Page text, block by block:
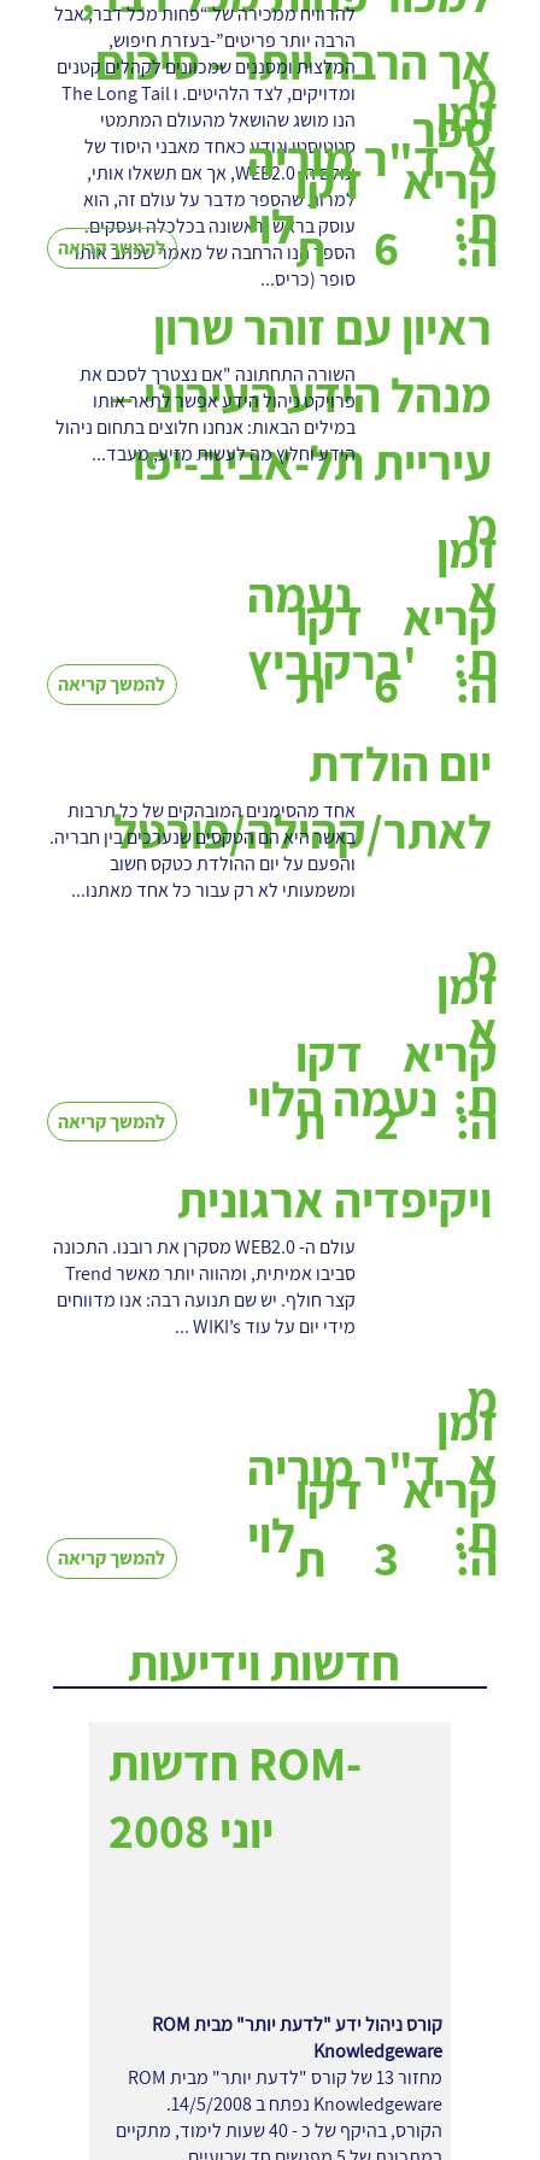
אך הרבה יותר - סיכום
ספר
להרוויח ממכירה של “פחות מכל דבר, אבל
הרבה יותר פריטים”-בעזרת חיפוש,
המלצות ומסננים שמכוונים לקהלים קטנים
ומדויקים, לצד הלהיטים. ו The Long Tail
הנו מושג שהושאל מהעולם המתמטי
סטטיסטי ונודע כאחד מאבני היסוד של
עולם ה- WEB2.0, אך אם תשאלו אותי,
למרות שהספר מדבר על עולם זה, הוא
עוסק בראש וראשונה בכלכלה ועסקים.
הספר הנו הרחבה של מאמר שכתב אותו
סופר (כריס...
ד"ר מוריה
לוי
מ
א
ת:
להמשך קריאה
דקו
ת
זמן
קריא
ה:
6
ראיון עם זוהר שרון
מנהל הידע העירוני –
עיריית תל-אביב-יפו
השורה התחתונה ‏"אם נצטרך לסכם את
פרויקט ניהול הידע אפשר לתאר אותו
במילים הבאות: אנחנו חלוצים בתחום ניהול
הידע ‏וחלוץ מה לעשות מזיע, מעבד...
נעמה
ברקוביץ'
מ
א
ת:
להמשך קריאה
דקו
ת
זמן
קריא
ה:
6
יום הולדת
לאתר/קהילה/פורטל
אחד מהסימנים המובהקים של כל תרבות
באשר היא הם הטקסים שנערכים בין חבריה.
והפעם על יום ההולדת כטקס חשוב
ומשמעותי לא רק עבור כל אחד מאתנו...
נעמה הלוי
מ
א
ת:
להמשך קריאה
דקו
ת
זמן
קריא
ה:
2
ויקיפדיה ארגונית
עולם ה- WEB2.0 מסקרן את רובנו. התכונה
סביבו אמיתית, ומהווה יותר מאשר Trend
קצר חולף. יש שם תנועה רבה: אנו מדווחים
מידי יום על עוד WIKI’s ...
ד"ר מוריה
לוי
מ
א
ת:
להמשך קריאה
דקו
ת
זמן
קריא
ה:
3
חדשות וידיעות
חדשות ROM-
יוני 2008
קורס ניהול ידע "לדעת יותר" מבית ROM
Knowledgeware
מחזור 13 של קורס "לדעת יותר" מבית ROM
Knowledgeware נפתח ב 14/5/2008.
הקורס, בהיקף של כ - 40 שעות לימוד, מתקיים